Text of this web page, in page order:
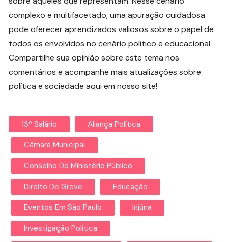
complexo e multifacetado, uma apuração cuidadosa
pode oferecer aprendizados valiosos sobre o papel de
todos os envolvidos no cenário político e educacional.
Compartilhe sua opinião sobre este tema nos
comentários e acompanhe mais atualizações sobre
política e sociedade aqui em nosso site!
13º Salário Aliança Política
Câmara Municipal
Conselho Do Ministério Público
Direito De Greve Educação
Eventos Em São Paulo Injúria
Investigação Política